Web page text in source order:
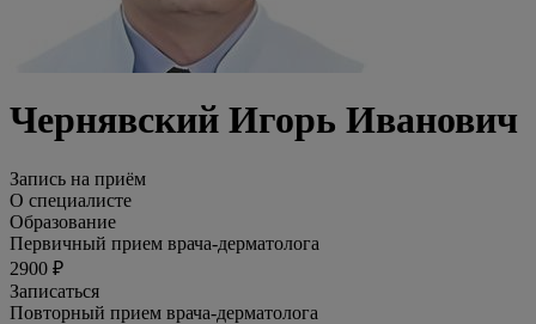
Чернявский Игорь Иванович
Запись на приём
О специалисте
Образование
Первичный прием врача-дерматолога
2900 ₽
Записаться
Повторный прием врача-дерматолога